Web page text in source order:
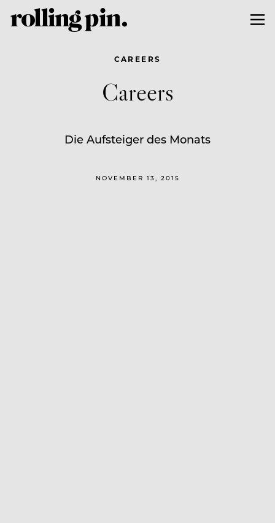
CAREERS
Careers
Die Aufsteiger des Monats
NOVEMBER 13, 2015